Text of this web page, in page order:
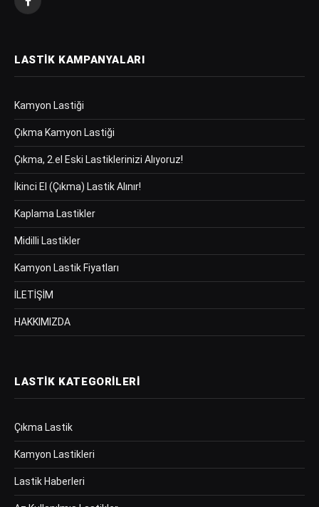
Facebook
LASTIK KAMPANYALARI
Kamyon Lastiği
Çıkma Kamyon Lastiği
Çıkma, 2.el Eski Lastiklerinizi Alıyoruz!
İkinci El (Çıkma) Lastik Alınır!
Kaplama Lastikler
Midilli Lastikler
Kamyon Lastik Fiyatları
İLETİŞİM
HAKKIMIZDA
LASTIK KATEGORILERI
Çıkma Lastik
Kamyon Lastikleri
Lastik Haberleri